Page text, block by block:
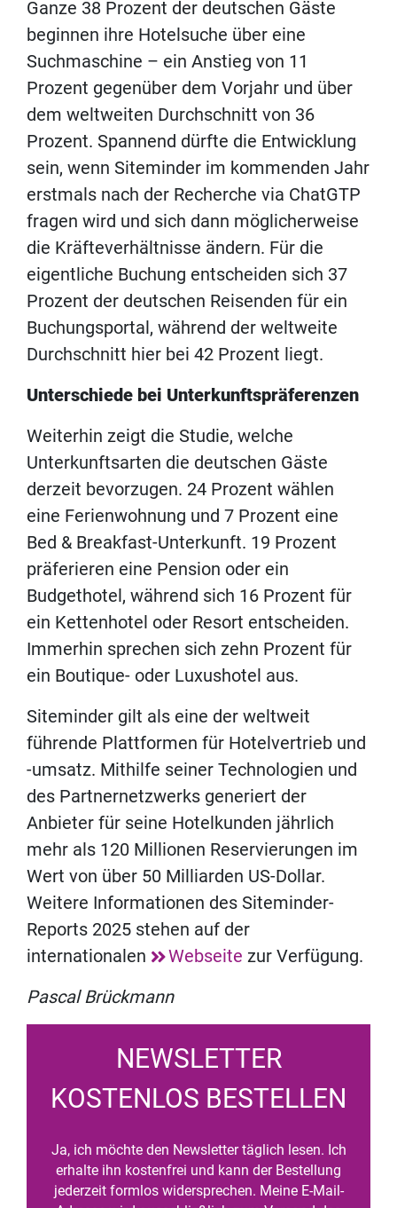
Ganze 38 Prozent der deutschen Gäste
beginnen ihre Hotelsuche über eine
Suchmaschine – ein Anstieg von 11
Prozent gegenüber dem Vorjahr und über
dem weltweiten Durchschnitt von 36
Prozent. Spannend dürfte die Entwicklung
sein, wenn Siteminder im kommenden Jahr
erstmals nach der Recherche via ChatGTP
fragen wird und sich dann möglicherweise
die Kräfteverhältnisse ändern. Für die
eigentliche Buchung entscheiden sich 37
Prozent der deutschen Reisenden für ein
Buchungsportal, während der weltweite
Durchschnitt hier bei 42 Prozent liegt.
Unterschiede bei Unterkunftspräferenzen
Weiterhin zeigt die Studie, welche
Unterkunftsarten die deutschen Gäste
derzeit bevorzugen. 24 Prozent wählen
eine Ferienwohnung und 7 Prozent eine
Bed & Breakfast-Unterkunft. 19 Prozent
präferieren eine Pension oder ein
Budgethotel, während sich 16 Prozent für
ein Kettenhotel oder Resort entscheiden.
Immerhin sprechen sich zehn Prozent für
ein Boutique- oder Luxushotel aus.
Siteminder gilt als eine der weltweit
führende Plattformen für Hotelvertrieb und
-umsatz. Mithilfe seiner Technologien und
des Partnernetzwerks generiert der
Anbieter für seine Hotelkunden jährlich
mehr als 120 Millionen Reservierungen im
Wert von über 50 Milliarden US-Dollar.
Weitere Informationen des Siteminder-
Reports 2025 stehen auf der
internationalen
Webseite zur Verfügung.
Pascal Brückmann
NEWSLETTER
KOSTENLOS BESTELLEN
Ja, ich möchte den Newsletter täglich lesen. Ich
erhalte ihn kostenfrei und kann der Bestellung
jederzeit formlos widersprechen. Meine E-Mail-